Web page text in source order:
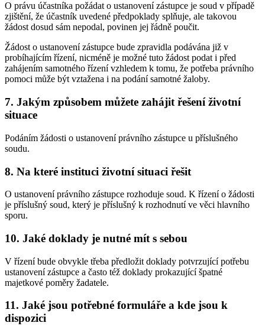
O právu účastníka požádat o ustanovení zástupce je soud v případě
zjištění, že účastník uvedené předpoklady splňuje, ale takovou
žádost dosud sám nepodal, povinen jej řádně poučit.
Žádost o ustanovení zástupce bude zpravidla podávána již v
probíhajícím řízení, nicméně je možné tuto žádost podat i před
zahájením samotného řízení vzhledem k tomu, že potřeba právního
pomoci může být vztažena i na podání samotné žaloby.
7. Jakým způsobem můžete zahájit řešení životní
situace
Podáním žádosti o ustanovení právního zástupce u příslušného
soudu.
8. Na které instituci životní situaci řešit
O ustanovení právního zástupce rozhoduje soud. K řízení o žádosti
je příslušný soud, který je příslušný k rozhodnutí ve věci hlavního
sporu.
10. Jaké doklady je nutné mít s sebou
V řízení bude obvykle třeba předložit doklady potvrzující potřebu
ustanovení zástupce a často též doklady prokazující špatné
majetkové poměry žadatele.
11. Jaké jsou potřebné formuláře a kde jsou k
dispozici